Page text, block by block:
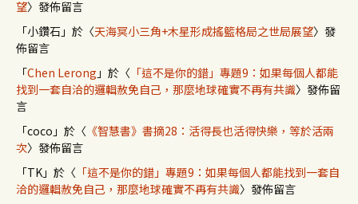
望〉發佈留言
「小鑽石 」於〈天海冥小三角+木星形成搖籃格局之世局展望〉發
佈留言
「Chen Lerong 」於〈 「這不是你的錯」專題9：如果每個人都能
找到一套自洽的邏輯赦免自己，那麼地球確實不再有共識〉發佈留
言
「coco 」於〈 《智慧書》書摘28：活得長也活得快樂，等於活兩
次〉發佈留言
「TK 」於〈 「這不是你的錯」專題9：如果每個人都能找到一套自
洽的邏輯赦免自己，那麼地球確實不再有共識〉發佈留言